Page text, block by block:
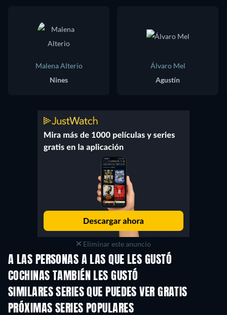
Malena Alterio
Nines
Álvaro Mel
Agustín
Eliminar este anuncio
A LAS PERSONAS A LAS QUE LES GUSTÓ
COCHINAS TAMBIÉN LES GUSTÓ
TV
SIMILARES SERIES QUE PUEDES VER GRATIS
TV TV
PRÓXIMAS SERIES POPULARES
TV